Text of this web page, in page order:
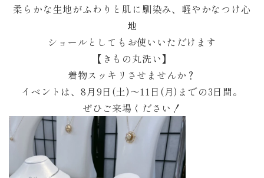
柔らかな生地がふわりと肌に馴染み、軽やかなつけ心
地
ショールとしてもお使いいただけます
【きもの丸洗い】
着物スッキリさせませんか？
イベントは、8月9日(土)～11日(月)までの3日間。
ぜひご来場ください！